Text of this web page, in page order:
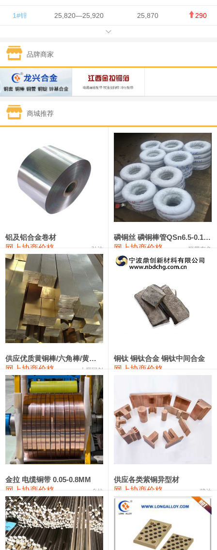
1#锌 25,820—25,920 25,870 290
1#锡 434,000—436,000
1#镍 129,550—130,750
1#白银 15,100—15,110 15,105 -70
钯金
331,000 -10,000
89,000—95,000 92,000 1,000
2#锑 85,000—91,000 88,000 1,000
1#镁 17,000—18,000 17,500 0
18,900—19,100 19,000 100
1#电解锰(99.7%袋装) 18,000—18,200 18,100 100
1#铬 60,000—82,000
553#硅 9,300—9,500
441#硅 9,600—9,800 9,700
3303#硅 10,300—10,500 10,400
2202#硅 14,100—14,300
金属硅3303#-2202# 10,400—14,200 12,300 0
漆包线 111,970—115,970 113,970
磷铜合金 110,800—117,600 114,200 400
无氧铜丝(硬) 109,710—110,010 109,860
R410A专用紫铜管 113,700—113,700
铸造铝合金锭(A380） 26,300—26,500 26,400 100
铝合金ADC12 24,200—24,400 100
铸造铝合金锭(ZL102) 24,300—24,500 24,400
品牌商家
商城推荐
铝及铝合金卷材
网上协商价格 弘达
磷铜丝 磷铜棒管QSn6.5-0.1 7-0.2 8-0.3
网上协商价格 联荣有色
供应优质黄铜棒/六角棒/黄铜方板
网上协商价格 十堰同创
铜钛 铜钛合金 铜钛中间合金
网上协商价格
金拉 电缆铜带 0.05-0.8MM
网上协商价格 金拉
供应各类紫铜异型材
网上协商价格 骏达